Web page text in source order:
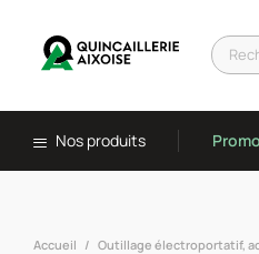
Nos produits
Accueil Outillage électroportatif,